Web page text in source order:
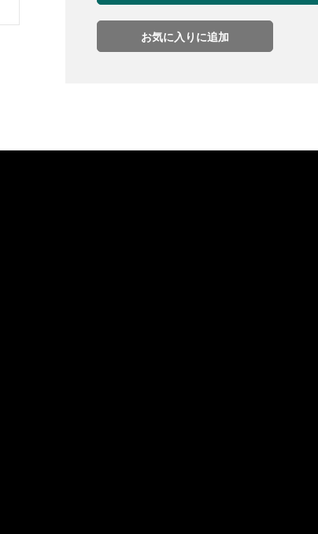
お気に入りに追加